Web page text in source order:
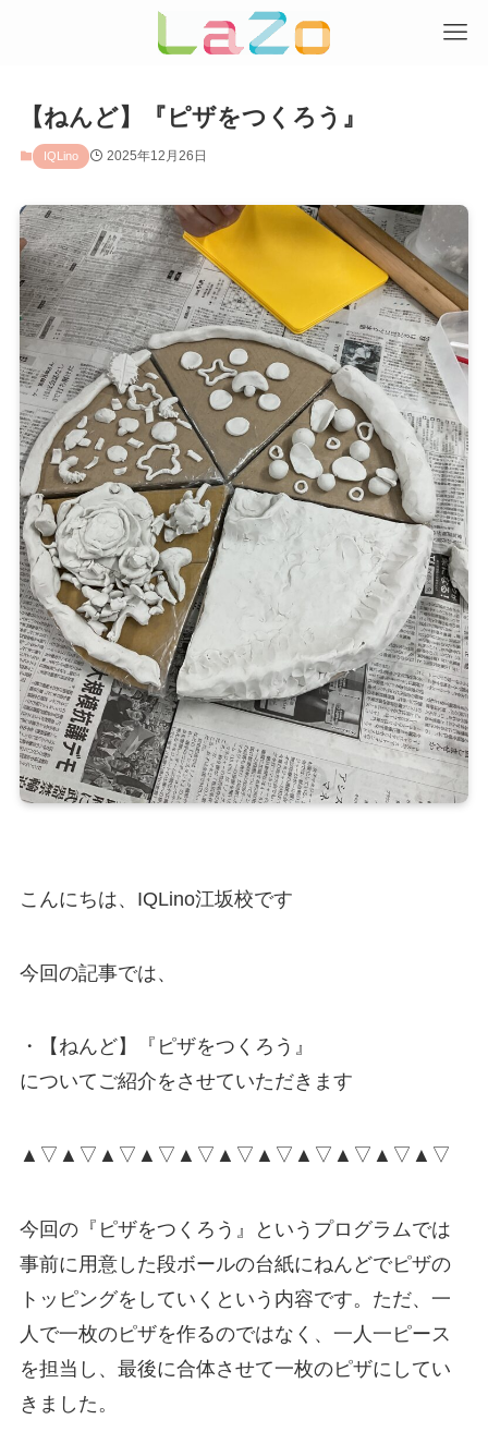
【ねんど】『ピザをつくろう』
IQLino 2025年12月26日
こんにちは、IQLino江坂校です
今回の記事では、
・【ねんど】『ピザをつくろう』
についてご紹介をさせていただきます
▲▽▲▽▲▽▲▽▲▽▲▽▲▽▲▽▲▽▲▽▲▽
今回の『ピザをつくろう』というプログラムでは
事前に用意した段ボールの台紙にねんどでピザの
トッピングをしていくという内容です。ただ、一
人で一枚のピザを作るのではなく、一人一ピース
を担当し、最後に合体させて一枚のピザにしてい
きました。